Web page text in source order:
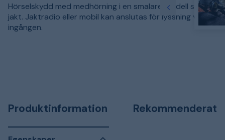
Hörselskydd med medhörning i en smalare modell som
jakt. Jaktradio eller mobil kan anslutas för lyssning via
ingången.
Produktinformation Rekommenderat